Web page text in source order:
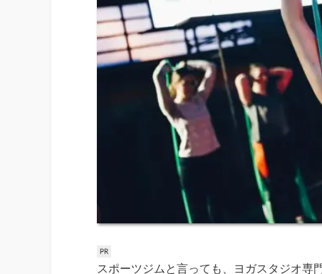
スポーツジムと言っても、ヨガスタジオ専